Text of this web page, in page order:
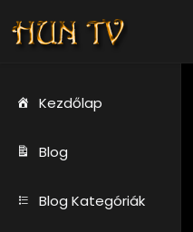
Kezdőlap
Blog
Blog Kategóriák